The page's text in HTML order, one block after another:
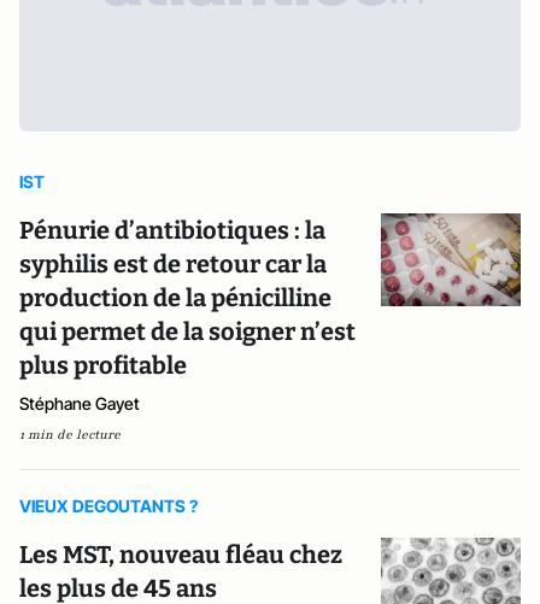
IST
Pénurie d’antibiotiques : la
syphilis est de retour car la
production de la pénicilline
qui permet de la soigner n’est
plus profitable
Stéphane Gayet
1 min de lecture
VIEUX DEGOUTANTS ?
Les MST, nouveau fléau chez
les plus de 45 ans